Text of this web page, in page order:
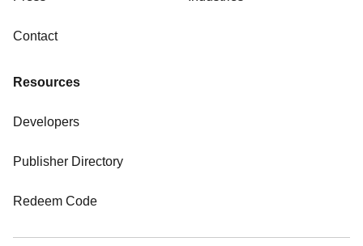
Contact
Resources
Developers
Publisher Directory
Redeem Code